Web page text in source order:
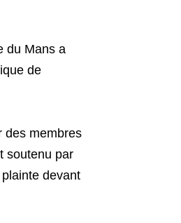
du Mans a
de
des membres
soutenu par
devant